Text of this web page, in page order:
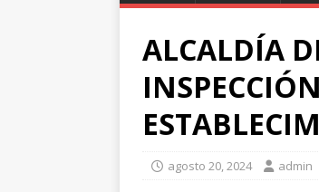
ALCALDÍA
agosto 20, 2024 admin